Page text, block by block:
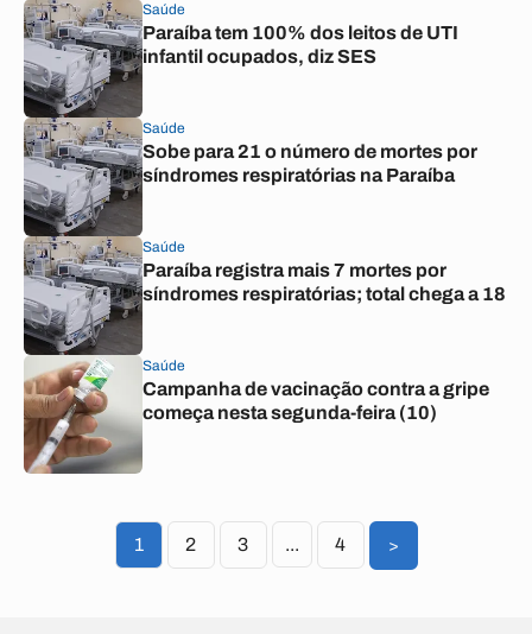
Saúde
Paraíba tem 100% dos leitos de UTI
infantil ocupados, diz SES
Saúde
Sobe para 21 o número de mortes por
síndromes respiratórias na Paraíba
Saúde
Paraíba registra mais 7 mortes por
síndromes respiratórias; total chega a 18
Saúde
Campanha de vacinação contra a gripe
começa nesta segunda-feira (10)
1 2 3 ... 4 >